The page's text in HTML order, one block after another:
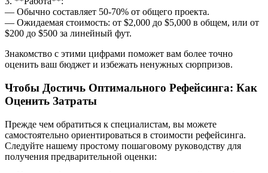
— Обычно составляет 50-70% от общего проекта.
— Ожидаемая стоимость: от $2,000 до $5,000 в общем, или от
$200 до $500 за линейный фут.
Знакомство с этими цифрами поможет вам более точно
оценить ваш бюджет и избежать ненужных сюрпризов.
Чтобы Достичь Оптимального Рефейсинга: Как
Оценить Затраты
Прежде чем обратиться к специалистам, вы можете
самостоятельно ориентироваться в стоимости рефейсинга.
Следуйте нашему простому пошаговому руководству для
получения предварительной оценки: